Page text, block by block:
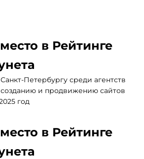
в Рейтинге
Петербургу среди агентств
и продвижению сайтов
год
в Рейтинге